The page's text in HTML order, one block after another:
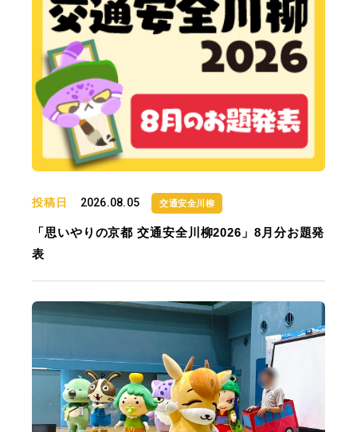
投稿日 2026.08.05 交通安全川柳
「思いやりの京都 交通安全川柳2026」8月分お題発
表